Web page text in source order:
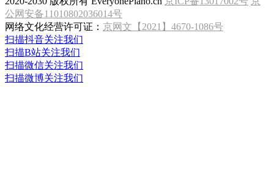
公网安备11010802036014号
网络文化经营许可证： 京网文【2021】4670-1086号
扫描抖音关注我们
扫描B站关注我们
扫描微信关注我们
扫描微博关注我们